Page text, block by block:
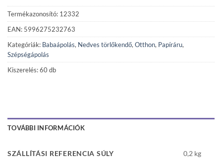
Termékazonosító: 12332
EAN: 5996275232763
Kategóriák: Babaápolás, Nedves törlőkendő, Otthon, Papíráru,
Szépségápolás
Kiszerelés: 60 db
TOVÁBBI INFORMÁCIÓK
SZÁLLÍTÁSI REFERENCIA SÚLY 0,2 kg